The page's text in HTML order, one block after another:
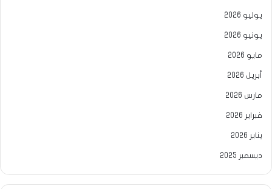
يوليو 2026
يونيو 2026
مايو 2026
أبريل 2026
مارس 2026
فبراير 2026
يناير 2026
ديسمبر 2025